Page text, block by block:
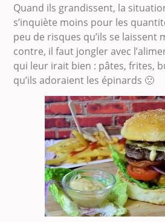
Quand ils grandissent, la
s’inquiète moins pour les
peu de risques qu’ils se laissent
contre, il faut jongler avec
qui leur irait bien : pâtes, frites,
qu’ils adoraient les épinards 🙁